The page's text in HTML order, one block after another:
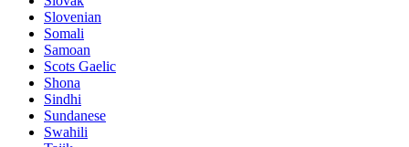
Slovenian
Somali
Samoan
Scots Gaelic
Shona
Sindhi
Sundanese
Swahili